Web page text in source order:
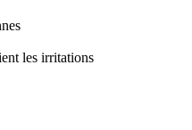
les irritations